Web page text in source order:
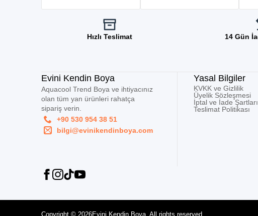
Hızlı Teslimat 14 Gün
Evini Kendin Boya
Aquacool Trend Boya ve ihtiyacınız
olan tüm yan ürünleri rahatça
sipariş verin.
+90 530 954 38 51
bilgi@evinikendinboya.com
Yasal Bilgiler
KVKK ve Gizlilik
Üyelik Sözleşmesi
İptal ve İade Şartları
Teslimat Politikası
Copyright © 2026Evini Kendin Boya. All rights reserved.